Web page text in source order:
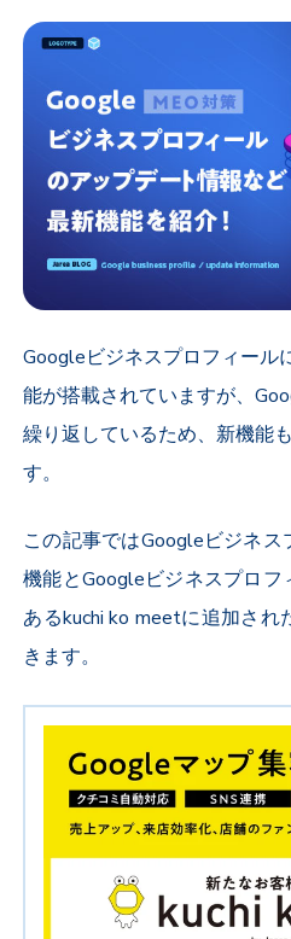
Googleビジネスプロフィール
能が搭載されていますが、
繰り返しているため、新機能
す。
この記事ではGoogleビジネ
機能とGoogleビジネスプロ
あるkuchi ko meetに追加さ
きます。